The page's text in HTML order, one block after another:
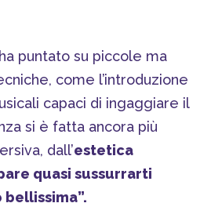
puntato su piccole ma
come l’introduzione
capaci di ingaggiare il
si è fatta ancora più
dall’estetica
quasi sussurrarti
bellissima”.